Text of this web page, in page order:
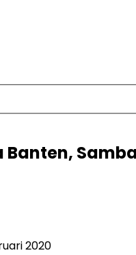
Banten,
2020